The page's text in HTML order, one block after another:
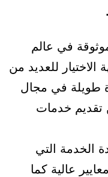
في عالم
الاختيار للعديد من
طويلة في مجال
تقديم خدمات
الخدمة التي
عالية كما